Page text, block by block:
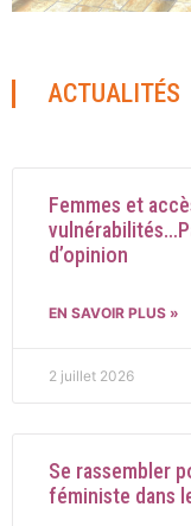
ACTUALITÉS
Femmes et
d’opinion
EN SAVOIR PLUS »
2 juillet 2026
Se rassembler
féministe dans